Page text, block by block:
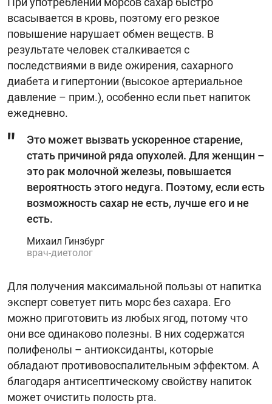
всасывается в кровь, поэтому его резкое
повышение нарушает обмен веществ. В
результате человек сталкивается с
последствиями в виде ожирения, сахарного
диабета и гипертонии (высокое артериальное
давление – прим.), особенно если пьет напиток
ежедневно.
Это может вызвать ускоренное старение,
стать причиной ряда опухолей. Для женщин –
это рак молочной железы, повышается
вероятность этого недуга. Поэтому, если есть
возможность сахар не есть, лучше его и не
есть.
Михаил Гинзбург
врач-диетолог
Для получения максимальной пользы от напитка
эксперт советует пить морс без сахара. Его
можно приготовить из любых ягод, потому что
они все одинаково полезны. В них содержатся
полифенолы – антиоксиданты, которые
обладают противовоспалительным эффектом. А
благодаря антисептическому свойству напиток
может очистить полость рта.